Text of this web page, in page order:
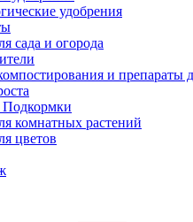
удобрения
сада и огорода
и препараты
комнатных растений
цветов